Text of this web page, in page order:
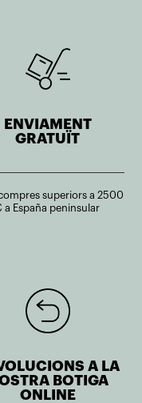
ENVIAMENT
GRATUÏT
superiors a 2500
a España peninsular
A LA
BOTIGA
ONLINE